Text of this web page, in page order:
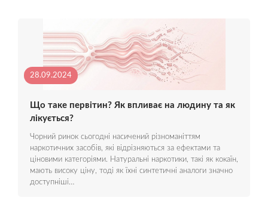
28.09.2024
Що таке первітин? Як впливає на людину та як
лікується?
Чорний ринок сьогодні насичений різноманіттям
наркотичних засобів, які відрізняються за ефектами та
ціновими категоріями. Натуральні наркотики, такі як кокаїн,
мають високу ціну, тоді як їхні синтетичні аналоги значно
доступніші…